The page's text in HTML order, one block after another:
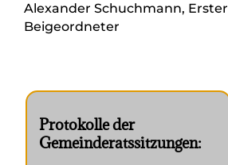
Alexander Schuchmann, Erster
Beigeordneter
Protokolle der
Gemeinderatssitzungen: